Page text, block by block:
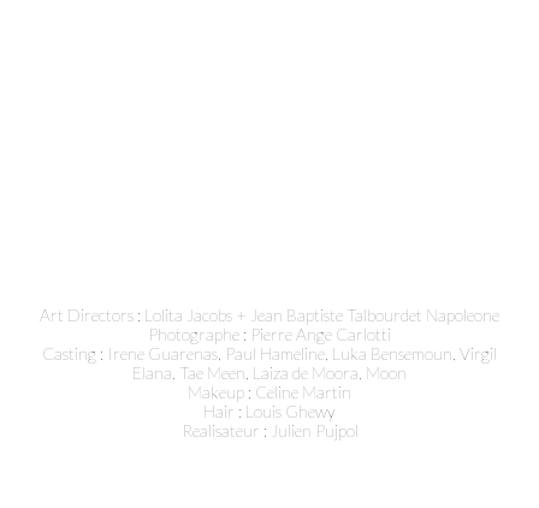
Art Directors : Lolita Jacobs + Jean Baptiste Talbourdet Napoleone
Photographe : Pierre Ange Carlotti
Casting : Irene Guarenas, Paul Hameline, Luka Bensemoun, Virgil
Elana, Tae Meen, Laiza de Moora, Moon
Makeup : Celine Martin
Hair : Louis Ghewy
Realisateur : Julien Pujpol